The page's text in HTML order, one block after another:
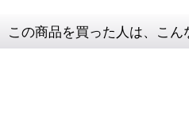
この商品を買った人は、こ